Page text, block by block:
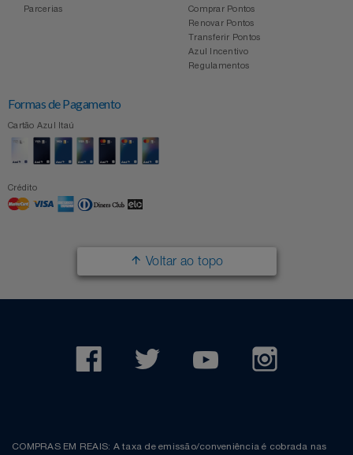
Parcerias
Comprar Pontos
Renovar Pontos
Transferir Pontos
Azul Incentivo
Regulamentos
Formas de Pagamento
Cartão Azul Itaú
Crédito
Voltar ao topo
COMPRAS EM REAIS: A taxa de emissão/conveniência é cobrada nas